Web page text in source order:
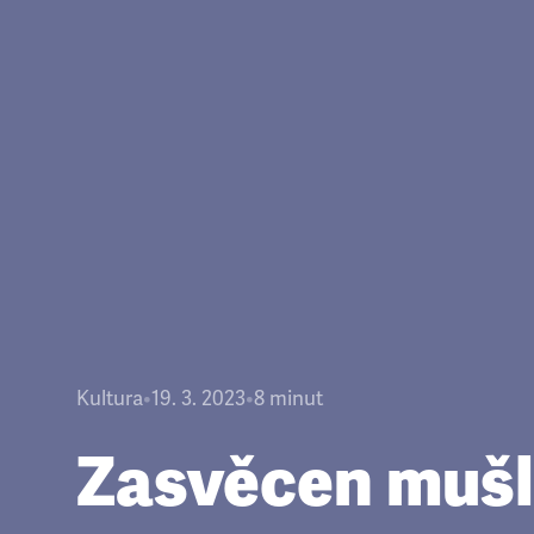
Kultura•19. 3. 2023•8 minut
Zasvěcen